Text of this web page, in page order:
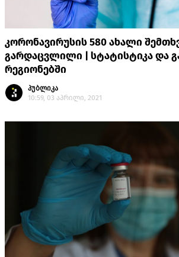
კორონავირუსის 580 ახალი
გარდაცვლილი | სტატისტიკა და
რეგიონებში
პუბლიკა
10:59, 03 აპრილი, 2021